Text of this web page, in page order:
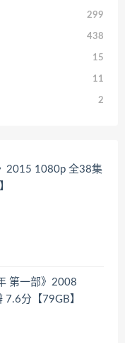
299
438
15
11
2
2015 1080p 全38集
第一部》2008
分【79GB】